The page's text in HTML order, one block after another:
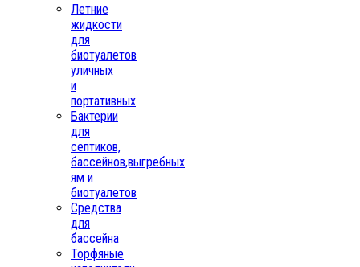
Летние
жидкости
для
биотуалетов
уличных
и
портативных
Бактерии
для
септиков,
бассейнов,выгребных
ям и
биотуалетов
Средства
для
бассейна
Торфяные